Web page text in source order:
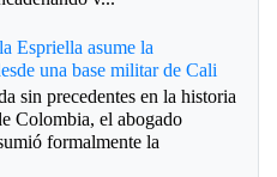
Espriella asume la
una base militar de Cali
sin precedentes en la historia
Colombia, el abogado
formalmente la